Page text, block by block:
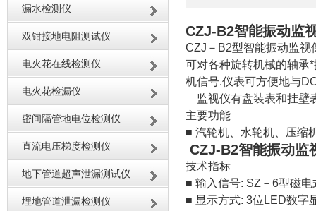
漏水检测仪
双钳接地电阻测试仪
电火花在线检测仪
电火花检漏仪
密间隔管地电位检测仪
直流电压梯度检测仪
地下管道超声泄漏测试仪
埋地管道泄漏检测仪
CZJ-B2智能振动监
CZJ－B2型智能振动监视
可对各种旋转机械的轴承
机信号.仪表可方便地与
监视仪有盘装表和挂壁
主要功能
■ 汽轮机、水轮机、压缩
CZJ-B2智能振动监
技术指标
■ 输入信号: SZ－6型磁
■ 显示方式: 3位LED数字